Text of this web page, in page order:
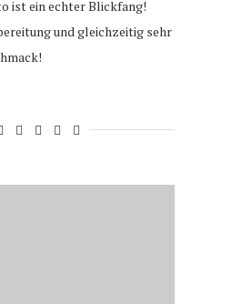
ist ein echter Blickfang!
und gleichzeitig sehr